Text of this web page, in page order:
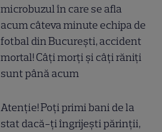
microbuzul în care se afla
acum câteva minute echipa de
fotbal din București, accident
mortal! Câți morți și câți răniți
sunt până acum
Atenție! Poți primi bani de la
stat dacă-ți îngrijești părinții,